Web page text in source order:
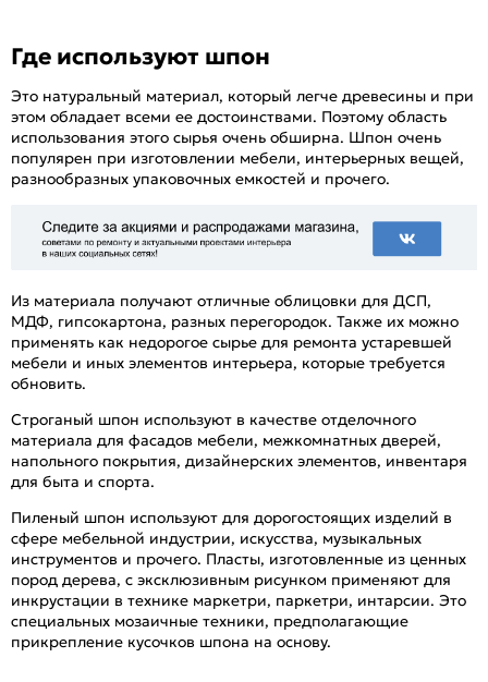
Где используют шпон
Это натуральный материал, который легче древесины и при
этом обладает всеми ее достоинствами. Поэтому область
использования этого сырья очень обширна. Шпон очень
популярен при изготовлении мебели, интерьерных вещей,
разнообразных упаковочных емкостей и прочего.
Из материала получают отличные облицовки для ДСП,
МДФ, гипсокартона, разных перегородок. Также их можно
применять как недорогое сырье для ремонта устаревшей
мебели и иных элементов интерьера, которые требуется
обновить.
Строганый шпон используют в качестве отделочного
материала для фасадов мебели, межкомнатных дверей,
напольного покрытия, дизайнерских элементов, инвентаря
для быта и спорта.
Пиленый шпон используют для дорогостоящих изделий в
сфере мебельной индустрии, искусства, музыкальных
инструментов и прочего. Пласты, изготовленные из ценных
пород дерева, с эксклюзивным рисунком применяют для
инкрустации в технике маркетри, паркетри, интарсии. Это
специальных мозаичные техники, предполагающие
прикрепление кусочков шпона на основу.